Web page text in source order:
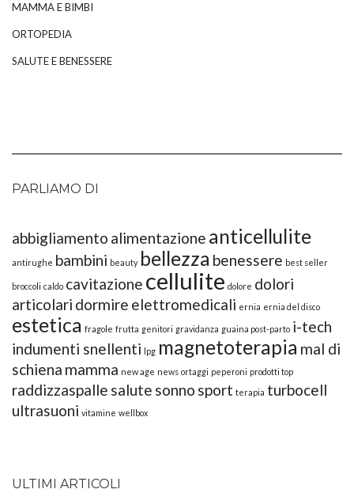
MAMMA E BIMBI
ORTOPEDIA
SALUTE E BENESSERE
PARLIAMO DI
abbigliamento alimentazione anticellulite
antirughe bambini beauty bellezza benessere best seller
broccoli caldo cavitazione cellulite dolore dolori
articolari dormire elettromedicali ernia ernia del disco
estetica fragole frutta genitori gravidanza guaina post-parto i-tech
indumenti snellenti
lpg magnetoterapia mal di
schiena mamma new age news ortaggi peperoni prodotti top
raddizzaspalle salute sonno sport terapia turbocell
ultrasuoni vitamine wellbox
ULTIMI ARTICOLI